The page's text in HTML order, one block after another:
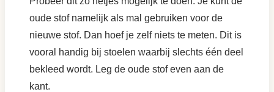
oude stof namelijk als mal gebruiken voor de
nieuwe stof. Dan hoef je zelf niets te meten. Dit is
vooral handig bij stoelen waarbij slechts één deel
bekleed wordt. Leg de oude stof even aan de
kant.